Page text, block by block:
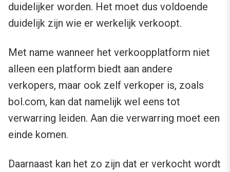
duidelijker worden. Het moet dus voldoende
duidelijk zijn wie er werkelijk verkoopt.
Met name wanneer het verkoopplatform niet
alleen een platform biedt aan andere
verkopers, maar ook zelf verkoper is, zoals
bol.com, kan dat namelijk wel eens tot
verwarring leiden. Aan die verwarring moet een
einde komen.
Daarnaast kan het zo zijn dat er verkocht wordt